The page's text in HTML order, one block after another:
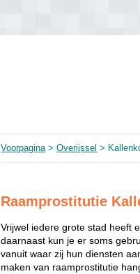
Voorpagina>Overijssel >
Raamprostitutie
Vrijwel iedere grote stad heeft
daarnaast kun je er soms
vanuit waar zij hun diensten
maken van raamprostitutie